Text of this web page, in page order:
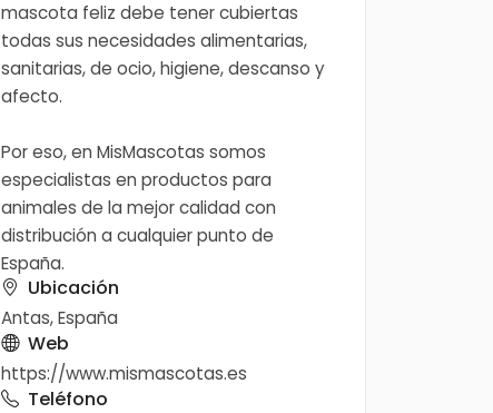
mascota feliz debe tener cubiertas
todas sus necesidades alimentarias,
sanitarias, de ocio, higiene, descanso y
afecto.
Por eso, en MisMascotas somos
especialistas en productos para
animales de la mejor calidad con
distribución a cualquier punto de
España.
Ubicación
Antas, España
Web
https://www.mismascotas.es
Teléfono